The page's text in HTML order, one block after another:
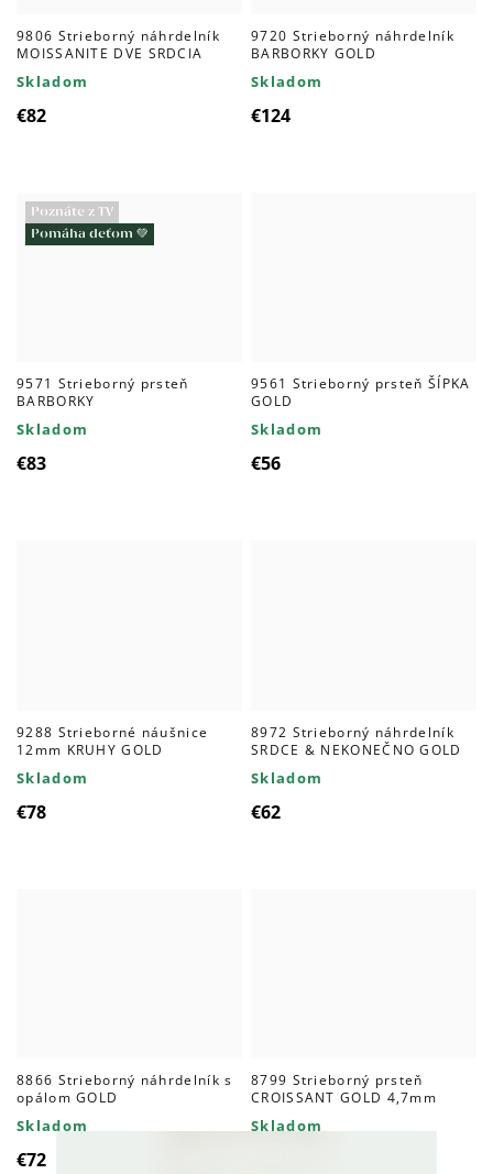
9806 Strieborný náhrdelník
MOISSANITE DVE SRDCIA
Skladom
€82
9720 Strieborný náhrdelník
BARBORKY GOLD
Skladom
€124
Poznáte z TV
Pomáha deťom 💚
9571 Strieborný prsteň
BARBORKY
Skladom
€83
9561 Strieborný prsteň ŠÍPKA
GOLD
Skladom
€56
9288 Strieborné náušnice
12mm KRUHY GOLD
Skladom
€78
8972 Strieborný náhrdelník
SRDCE & NEKONEČNO GOLD
Skladom
€62
8866 Strieborný náhrdelník s
opálom GOLD
Skladom
€72
8799 Strieborný prsteň
CROISSANT GOLD 4,7mm
Skladom